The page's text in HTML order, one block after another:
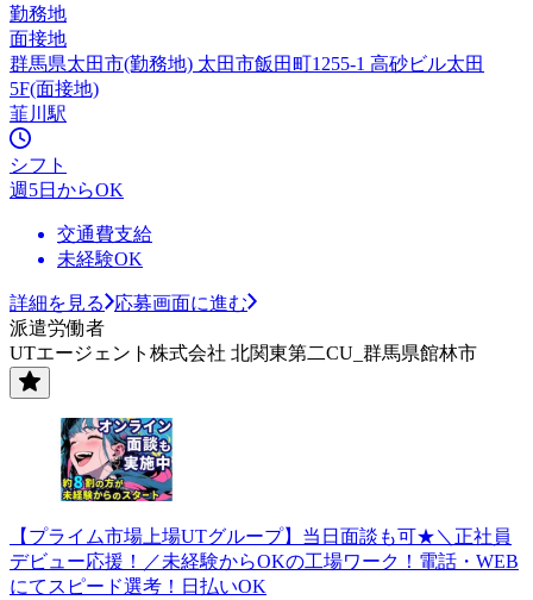
勤務地
面接地
群馬県太田市(勤務地) 太田市飯田町1255-1 高砂ビル太田
5F(面接地)
韮川駅
シフト
週5日からOK
交通費支給
未経験OK
詳細を見る
応募画面に進む
派遣労働者
UTエージェント株式会社 北関東第二CU_群馬県館林市
【プライム市場上場UTグループ】当日面談も可★＼正社員
デビュー応援！／未経験からOKの工場ワーク！電話・WEB
にてスピード選考！日払いOK